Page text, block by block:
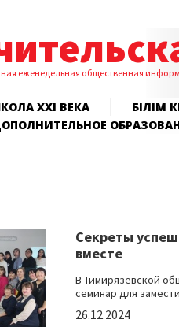
еженедельная общественная
XXI ВЕКА БІЛІМ
Секреты
вместе
В Тимирязевской
семинар для
26.12.2024